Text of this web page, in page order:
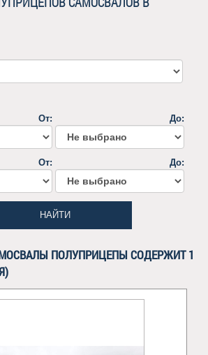
От: До:
От: До:
НАЙТИ
ПОЛУПРИЦЕПЫ СОДЕРЖИТ 1